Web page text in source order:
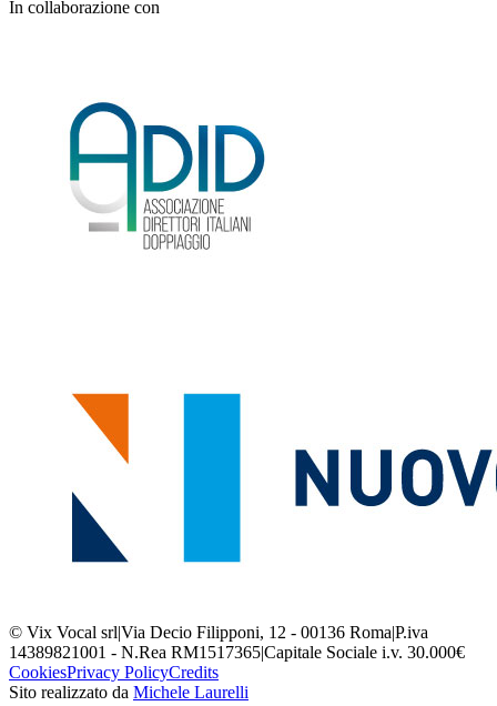
In collaborazione con
© Vix Vocal srl|Via Decio Filipponi, 12 - 00136 Roma|P.iva
14389821001 - N.Rea RM1517365|Capitale Sociale i.v. 30.000€
CookiesPrivacy PolicyCredits
Sito realizzato da Michele Laurelli